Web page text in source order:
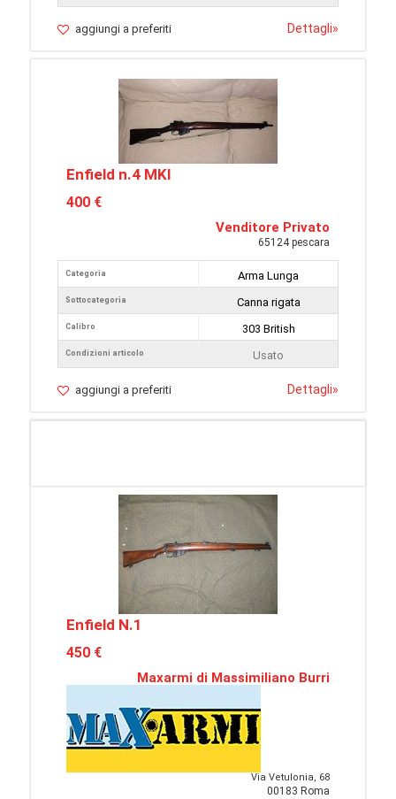
aggiungi a preferiti Dettagli»
Enfield n.4 MKI
400 €
Venditore Privato
65124 pescara
Categoria
Sottocategoria
Calibro
Condizioni articolo
Arma Lunga
Canna rigata
303 British
Usato
aggiungi a preferiti Dettagli»
Enfield N.1
450 €
Maxarmi di Massimiliano Burri
Via Vetulonia, 68
00183 Roma